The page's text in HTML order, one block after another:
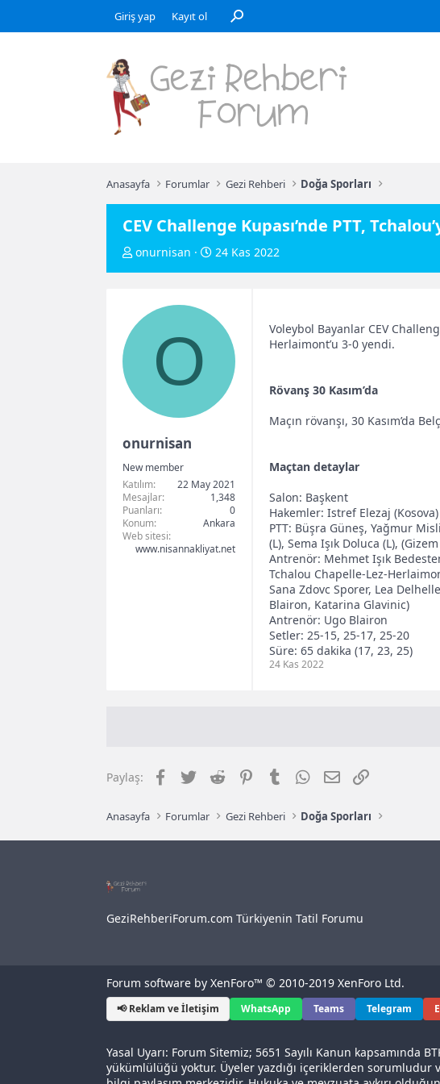
Giriş yap Kayıt ol
Anasayfa Forumlar Gezi Rehberi Doğa Sporları
CEV Challenge Kupası’nde PTT,
K
o
a
l
t
a
n
onurnisan
B
a
l
r
i
h
i
24 Kas 2022
O
onurnisan
New member
Katılım
22 May 2021
Mesajlar
1,348
Puanları
0
Konum
Ankara
Web sitesi
www.nisannakliyat.net
Voleybol Bayanlar CEV
Herlaimont’u 3-0 yendi.
Rövanş 30 Kasım’da
Maçın rövanşı, 30 Kasım’da
Maçtan detaylar
Salon: Başkent
Hakemler: Istref Elezaj
PTT: Büşra Güneş, Yağmur
(L), Sema Işık Doluca (L),
Antrenör: Mehmet Işık
Tchalou Chapelle-Lez-
Sana Zdovc Sporer, Lea
Blairon, Katarina Glavinic)
Antrenör: Ugo Blairon
Setler: 25-15, 25-17, 25-20
Süre: 65 dakika (17, 23, 25)
24 Kas 2022
Paylaş: Facebook
TwitterReddit PinterestTumblr WhatsApp
E-postaLink
Anasayfa Forumlar Gezi Rehberi Doğa Sporları
GeziRehberiForum.com Türkiyenin Tatil Forumu
Forum software by XenForo™ © 2010-2019 XenForo Ltd.
📢 Reklam ve İletişim WhatsApp Teams Telegram
Yasal Uyarı: Forum Sitemiz; 5651 Sayılı Kanun kapsamında
yükümlülüğü yoktur. Üyeler yazdığı içeriklerden sorumludur